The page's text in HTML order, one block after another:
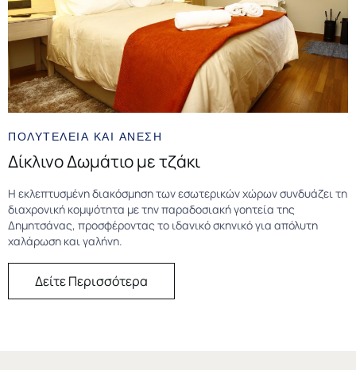
ΠΟΛΥΤΕΛΕΙΑ ΚΑΙ ΑΝΕΣΗ
Δίκλινο Δωμάτιο με τζάκι
Η εκλεπτυσμένη διακόσμηση των εσωτερικών χώρων συνδυάζει τη
διαχρονική κομψότητα με την παραδοσιακή γοητεία της
Δημητσάνας, προσφέροντας το ιδανικό σκηνικό για απόλυτη
χαλάρωση και γαλήνη.
Δείτε Περισσότερα